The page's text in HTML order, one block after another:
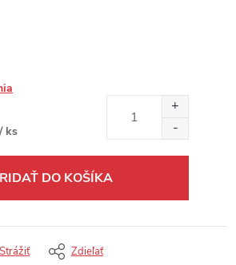
/ ks
DO KOŠÍKA
Strážiť Zdieľať